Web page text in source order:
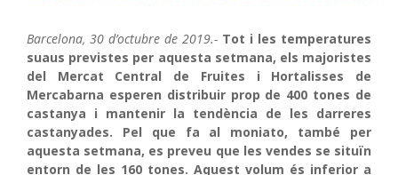
Barcelona, 30 d’octubre de 2019.- Tot i les temperatures
suaus previstes per aquesta setmana, els majoristes
del Mercat Central de Fruites i Hortalisses de
Mercabarna esperen distribuir prop de 400 tones de
castanya i mantenir la tendència de les darreres
castanyades. Pel que fa al moniato, també per
aquesta setmana, es preveu que les vendes se situïn
entorn de les 160 tones. Aquest volum és inferior a